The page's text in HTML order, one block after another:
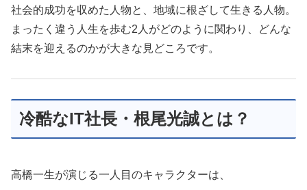
社会的成功を収めた人物と、地域に根ざして生きる人物。
まったく違う人生を歩む2人がどのように関わり、どんな
結末を迎えるのかが大きな見どころです。
冷酷なIT社長・根尾光誠とは？
高橋一生が演じる一人目のキャラクターは、